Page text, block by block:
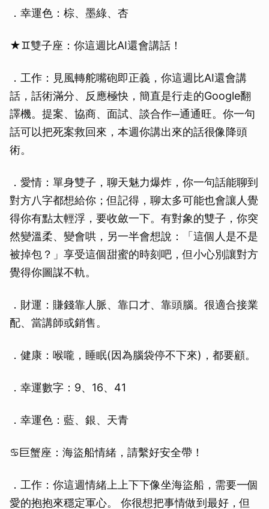
．幸運色：棕、墨綠、杏
★♊雙子座：你這週比AI還會講話！
．工作：見風轉舵嘴砲即正義，你這週比AI還會講
話，話術滿分、反應極快，簡直是行走的Google翻
譯機。提案、協商、面試、談合作─通通旺。你一句
話可以把死案救回來，本週你講出來的話很像降頭
術。
．愛情：單身雙子，聊天魅力爆炸，你一句話能聊到
對方八字都想給你；但記得，聊太多可能也會讓人覺
得你有點太輕浮，要收斂一下。有對象的雙子，你突
然變溫柔、變會哄，另一半會想說：「這個人是不是
被掉包？」享受這個甜蜜的時刻吧，但小心別讓對方
覺得你圖謀不軌。
．財運：賺錢靠人脈、靠口才、靠頭腦。很適合接業
配、當講師或銷售。
．健康：喉嚨，睡眠(因為腦袋停不下來)，都要顧。
．幸運數字：9、16、41
．幸運色：藍、銀、天青
♋巨蟹座：海盜船情緒，請繫好安全帶！
．工作：你這週情緒上上下下像坐海盜船，需要一個
愛的抱抱來穩定軍心。 你很想把事情做到最好，但